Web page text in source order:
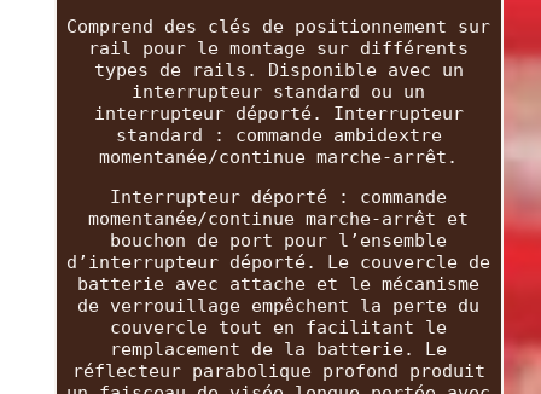
Comprend des clés de positionnement sur
rail pour le montage sur différents
types de rails. Disponible avec un
interrupteur standard ou un
interrupteur déporté. Interrupteur
standard : commande ambidextre
momentanée/continue marche-arrêt.
Interrupteur déporté : commande
momentanée/continue marche-arrêt et
bouchon de port pour l’ensemble
d’interrupteur déporté. Le couvercle de
batterie avec attache et le mécanisme
de verrouillage empêchent la perte du
couvercle tout en facilitant le
remplacement de la batterie. Le
réflecteur parabolique profond produit